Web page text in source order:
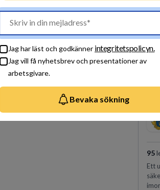
Jag har läst och godkänner integritetspolicyn.
Jag vill få nyhetsbrev och presentationer av
arbetsgivare.
Bevaka sökning
95
Ett